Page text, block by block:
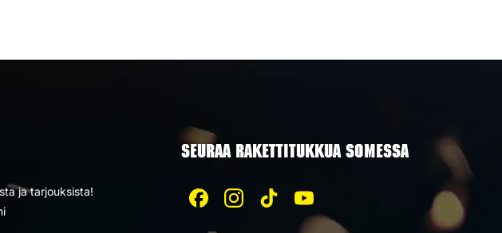
ja tarjouksista!
SEURAA RAKETTITUKKUA SOMESSA